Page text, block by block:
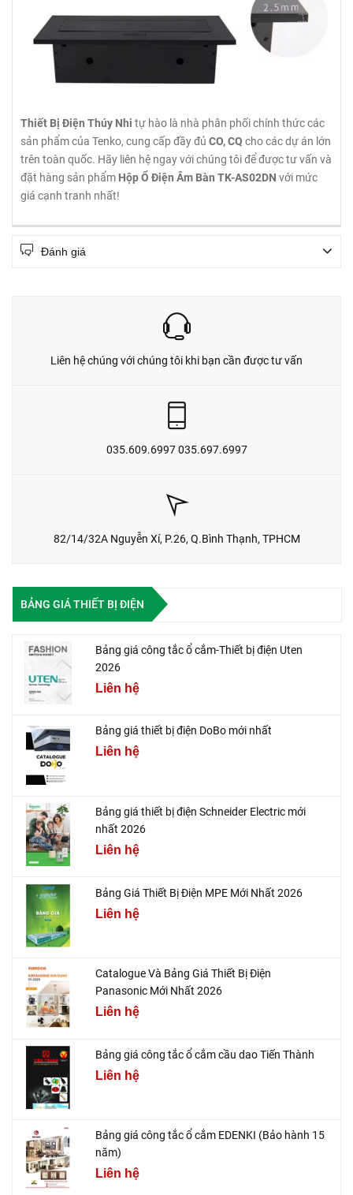
Thiết Bị Điện Thúy Nhi tự hào là nhà phân phối chính thức các
sản phẩm của Tenko, cung cấp đầy đủ CO, CQ cho các dự án lớn
trên toàn quốc. Hãy liên hệ ngay với chúng tôi để được tư vấn và
đặt hàng sản phẩm Hộp Ổ Điện Âm Bàn TK-AS02DN với mức
giá cạnh tranh nhất!
Đánh giá
Liên hệ chúng với chúng tôi khi bạn cần được tư vấn
035.609.6997 035.697.6997
82/14/32A Nguyễn Xí, P.26, Q.Bình Thạnh, TPHCM
BẢNG GIÁ THIẾT BỊ ĐIỆN
Bảng giá công tắc ổ cắm-Thiết bị điện Uten
2026
Liên hệ
Bảng giá thiết bị điện DoBo mới nhất
Liên hệ
Bảng giá thiết bị điện Schneider Electric mới
nhất 2026
Liên hệ
Bảng Giá Thiết Bị Điện MPE Mới Nhất 2026
Liên hệ
Catalogue Và Bảng Giá Thiết Bị Điện
Panasonic Mới Nhất 2026
Liên hệ
Bảng giá công tắc ổ cắm cầu dao Tiến Thành
Liên hệ
Bảng giá công tắc ổ cắm EDENKI (Bảo hành 15
năm)
Liên hệ